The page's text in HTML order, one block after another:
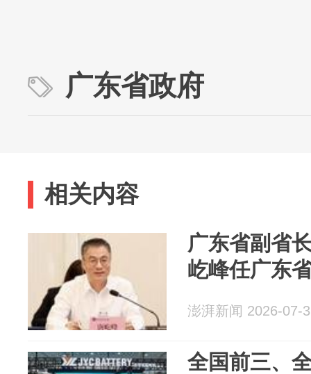
广东省政府
相关内容
广东省副省
屹峰任广东
澎湃新闻 2026-07-
全国前三、